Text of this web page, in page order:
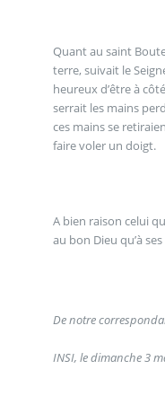
Quant au saint
terre, suivait le
heureux d’être à
serrait les mains
ces mains se
faire voler un doigt.
A bien raison celui
au bon Dieu qu’à
De notre
INSI, le dimanche 3